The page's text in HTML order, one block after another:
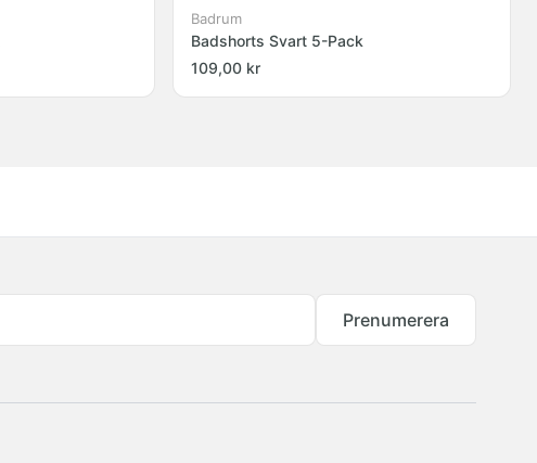
Badrum
Badshorts Svart 5-Pack
109,00 kr
Prenumerera